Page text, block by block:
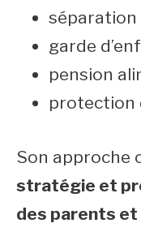
séparation
garde
pension
protection
Son approche
stratégie et
des parents